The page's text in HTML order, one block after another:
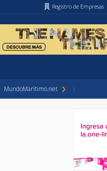
Registro de Empresas
MundoMaritimo.net